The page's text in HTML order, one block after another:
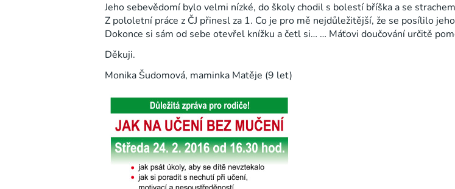
Jeho sebevědomí bylo velmi nízké, do školy chodil s bolestí bříška a se
Z pololetní práce z ČJ přinesl za 1. Co je pro mě nejdůležitější, že se posílilo
Dokonce si sám od sebe otevřel knížku a četl si… … Máťovi doučování určitě
Děkuji.
Monika Šudomová, maminka Matěje (9 let)